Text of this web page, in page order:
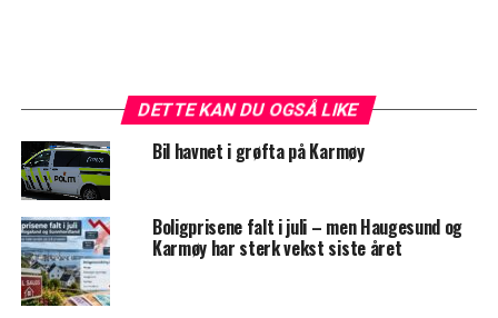
DETTE KAN DU OGSÅ LIKE
Bil havnet i grøfta på Karmøy
Boligprisene falt i juli – men Haugesund og
Karmøy har sterk vekst siste året